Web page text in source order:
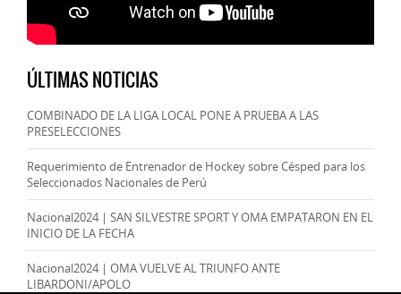
ÚLTIMAS NOTICIAS
COMBINADO DE LA LIGA LOCAL PONE A PRUEBA A LAS
PRESELECCIONES
Requerimiento de Entrenador de Hockey sobre Césped para los
Seleccionados Nacionales de Perú
Nacional2024 | SAN SILVESTRE SPORT Y OMA EMPATARON EN EL
INICIO DE LA FECHA
Nacional2024 | OMA VUELVE AL TRIUNFO ANTE
LIBARDONI/APOLO